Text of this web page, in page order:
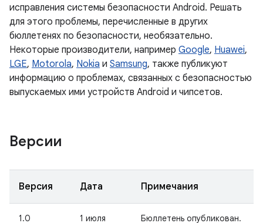
исправления системы безопасности Android. Решать
для этого проблемы, перечисленные в других
бюллетенях по безопасности, необязательно.
Некоторые производители, например Google, Huawei,
LGE, Motorola, Nokia и Samsung, также публикуют
информацию о проблемах, связанных с безопасностью
выпускаемых ими устройств Android и чипсетов.
Версии
Версия Дата Примечания
1.0
1 июля
Бюллетень опубликован.